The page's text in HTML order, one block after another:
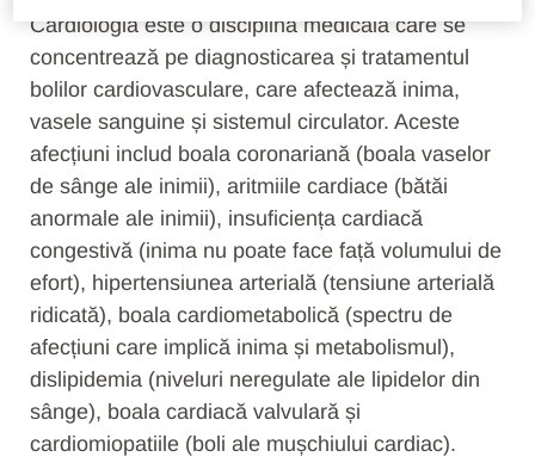
Cardiologia este o disciplină medicală care se
concentrează pe diagnosticarea și tratamentul
bolilor cardiovasculare, care afectează inima,
vasele sanguine și sistemul circulator. Aceste
afecțiuni includ boala coronariană (boala vaselor
de sânge ale inimii), aritmiile cardiace (bătăi
anormale ale inimii), insuficiența cardiacă
congestivă (inima nu poate face față volumului de
efort), hipertensiunea arterială (tensiune arterială
ridicată), boala cardiometabolică (spectru de
afecțiuni care implică inima și metabolismul),
dislipidemia (niveluri neregulate ale lipidelor din
sânge), boala cardiacă valvulară și
cardiomiopatiile (boli ale mușchiului cardiac).